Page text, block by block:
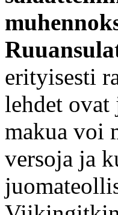
erityisesti
lehdet
makua voi
versoja ja